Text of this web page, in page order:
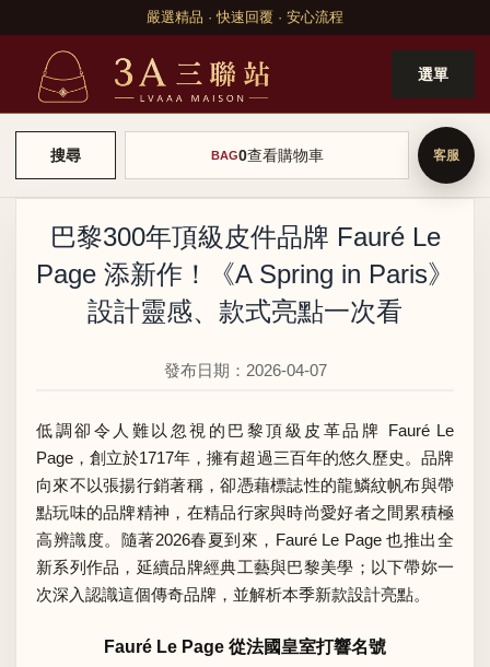
嚴選精品 · 快速回覆 · 安心流程
選單
搜尋 BAG0查看購物車
巴黎300年頂級皮件品牌 Fauré Le
Page 添新作！《A Spring in Paris》
設計靈感、款式亮點一次看
發布日期：2026-04-07
低調卻令人難以忽視的巴黎頂級皮革品牌 Fauré Le
Page，創立於1717年，擁有超過三百年的悠久歷史。品牌
向來不以張揚行銷著稱，卻憑藉標誌性的龍鱗紋帆布與帶
點玩味的品牌精神，在精品行家與時尚愛好者之間累積極
高辨識度。隨著2026春夏到來，Fauré Le Page 也推出全
新系列作品，延續品牌經典工藝與巴黎美學；以下帶妳一
次深入認識這個傳奇品牌，並解析本季新款設計亮點。
Fauré Le Page 從法國皇室打響名號